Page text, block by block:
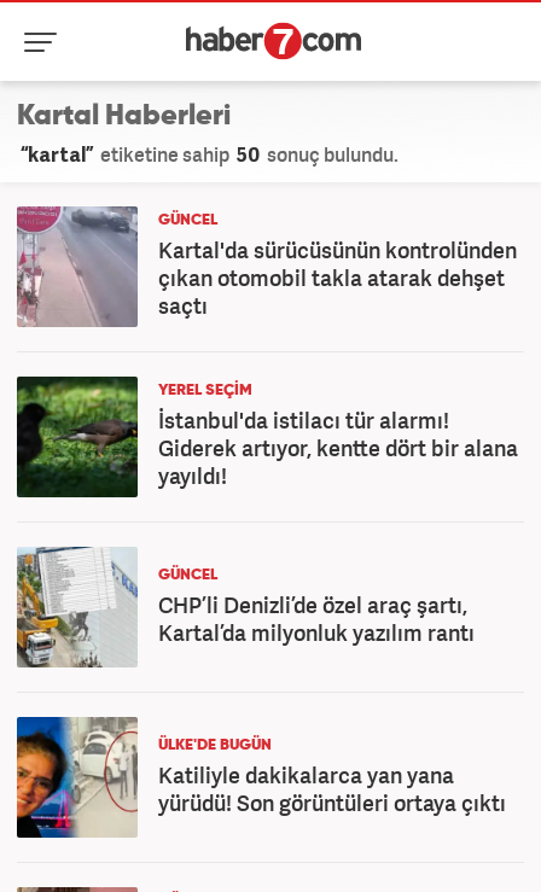
Kartal Haberleri
“kartal” etiketine sahip 50 sonuç bulundu.
GÜNCEL
Kartal'da sürücüsünün kontrolünden
çıkan otomobil takla atarak dehşet
saçtı
YEREL SEÇİM
İstanbul'da istilacı tür alarmı!
Giderek artıyor, kentte dört bir alana
yayıldı!
GÜNCEL
CHP’li Denizli’de özel araç şartı,
Kartal’da milyonluk yazılım rantı
ÜLKE'DE BUGÜN
Katiliyle dakikalarca yan yana
yürüdü! Son görüntüleri ortaya çıktı